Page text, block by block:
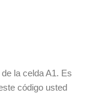
la celda A1. Es
código usted